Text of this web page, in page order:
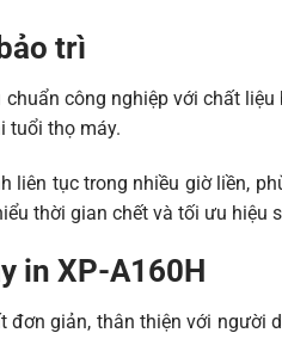
trì
công nghiệp với chất
tuổi thọ máy.
liên tục trong nhiều giờ liền,
thời gian chết và tối ưu hiệu
in XP-A160H
giản, thân thiện với người